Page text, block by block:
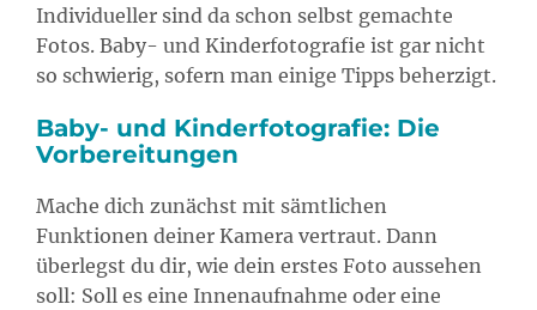
Individueller sind da schon selbst gemachte
Fotos. Baby- und Kinderfotografie ist gar nicht
so schwierig, sofern man einige Tipps beherzigt.
Baby- und Kinderfotografie: Die
Vorbereitungen
Mache dich zunächst mit sämtlichen
Funktionen deiner Kamera vertraut. Dann
überlegst du dir, wie dein erstes Foto aussehen
soll: Soll es eine Innenaufnahme oder eine